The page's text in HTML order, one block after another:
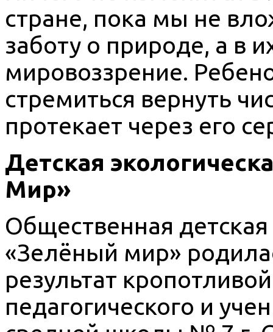
стране, пока мы не
заботу о природе, а в
мировоззрение.
стремиться вернуть
протекает через его
Детская
Мир»
Общественная детская
«Зелёный мир»
результат
педагогического и